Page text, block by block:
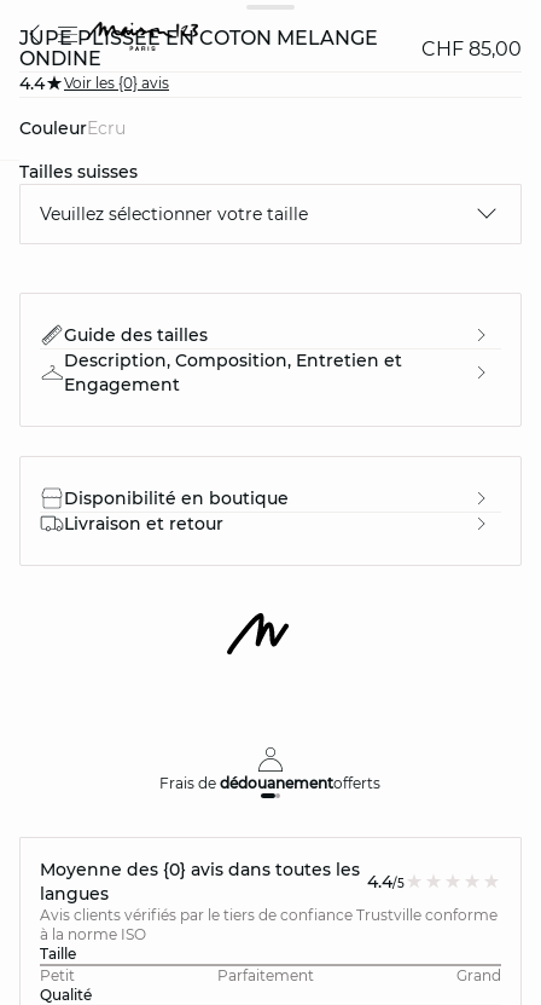
JUPE PLISSÉE EN COTON MÉLANGÉ
ONDINE
CHF 85,00
4.4 Voir les {0} avis
Couleur ecru
Tailles suisses
Veuillez sélectionner votre taille
Guide des tailles
Description, Composition, Entretien et
Engagement
Disponibilité en boutique
Livraison et retour
Frais dedédouanementofferts
Moyenne des {0} avis dans toutes les
langues
4.4/5
Avis clients vérifiés par le tiers de confiance Trustville conforme
à la norme ISO
Taille
Petit
Parfaitement
Grand
Qualité